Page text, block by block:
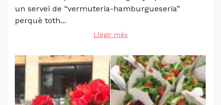
un servei de “vermuteria-hamburgueseria”
perquè toth...
Llegir més